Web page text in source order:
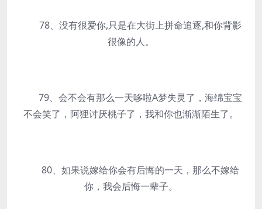
78、没有很爱你,只是在大街上拼命追逐,和你背影
很像的人。
79、会不会有那么一天哆啦A梦失灵了，海绵宝宝
不会笑了，阿狸讨厌桃子了，我和你也渐渐陌生了。
80、如果说嫁给你会有后悔的一天，那么不嫁给
你，我会后悔一辈子。